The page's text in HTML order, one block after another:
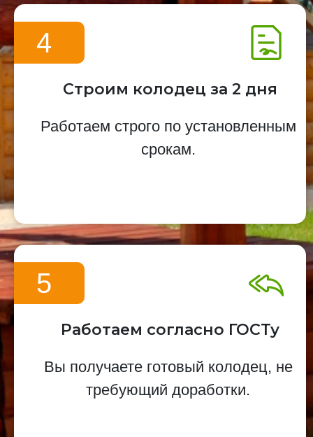
4
Строим колодец за 2 дня
Работаем строго по установленным
срокам.
5
Работаем согласно ГОСТу
Вы получаете готовый колодец, не
требующий доработки.